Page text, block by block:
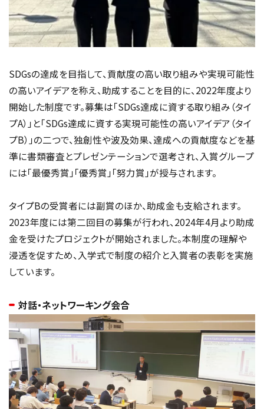
SDGsの達成を目指して、貢献度の高い取り組みや実現可能性
の高いアイデアを称え、助成することを目的に、2022年度より
開始した制度です。募集は「SDGs達成に資する取り組み（タイ
プA）」と「SDGs達成に資する実現可能性の高いアイデア（タイ
プB）」の二つで、独創性や波及効果、達成への貢献度などを基
準に書類審査とプレゼンテーションで選考され、入賞グループ
には「最優秀賞」「優秀賞」「努力賞」が授与されます。
タイプBの受賞者には副賞のほか、助成金も支給されます。
2023年度には第二回目の募集が行われ、2024年4月より助成
金を受けたプロジェクトが開始されました。本制度の理解や
浸透を促すため、入学式で制度の紹介と入賞者の表彰を実施
しています。
対話・ネットワーキング会合